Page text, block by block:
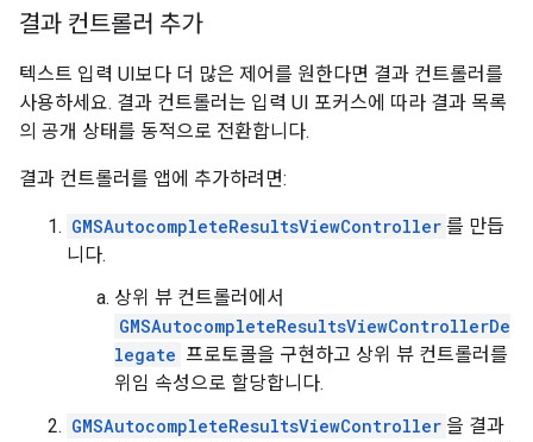
결과 컨트롤러 추가
텍스트 입력 UI보다 더 많은 제어를 원한다면 결과 컨트롤러를
사용하세요. 결과 컨트롤러는 입력 UI 포커스에 따라 결과 목록
의 공개 상태를 동적으로 전환합니다.
결과 컨트롤러를 앱에 추가하려면:
GMSAutocompleteResultsViewController 를 만듭
니다.
상위 뷰 컨트롤러에서
GMSAutocompleteResultsViewControllerDe
legate 프로토콜을 구현하고 상위 뷰 컨트롤러를
위임 속성으로 할당합니다.
GMSAutocompleteResultsViewController 을 결과